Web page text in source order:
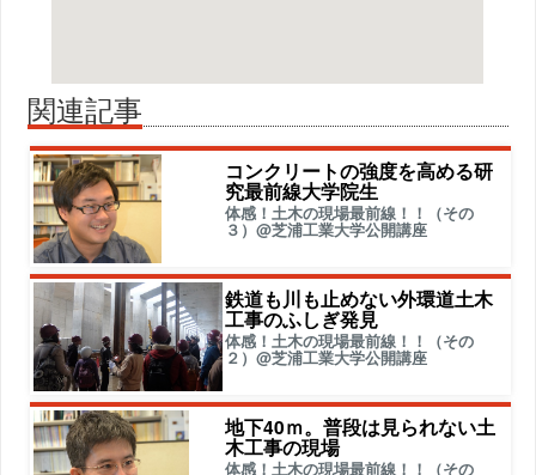
関連記事
コンクリートの強度を高める研
究最前線大学院生
体感！土木の現場最前線！！（その
３）@芝浦工業大学公開講座
鉄道も川も止めない外環道土木
工事のふしぎ発見
体感！土木の現場最前線！！（その
２）@芝浦工業大学公開講座
地下40ｍ。普段は見られない土
木工事の現場
体感！土木の現場最前線！！（その